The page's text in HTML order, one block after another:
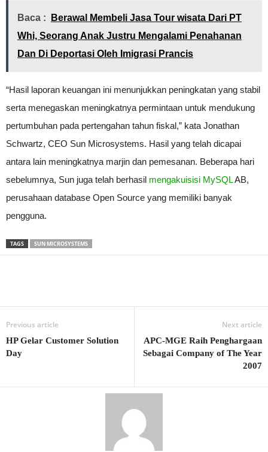
Baca :
Berawal Membeli Jasa Tour wisata Dari PT
Whi, Seorang Anak Justru Mengalami Penahanan
Dan Di Deportasi Oleh Imigrasi Prancis
“Hasil laporan keuangan ini menunjukkan peningkatan yang stabil
serta menegaskan meningkatnya permintaan untuk mendukung
pertumbuhan pada pertengahan tahun fiskal,” kata Jonathan
Schwartz, CEO Sun Microsystems. Hasil yang telah dicapai
antara lain meningkatnya marjin dan pemesanan. Beberapa hari
sebelumnya, Sun juga telah berhasil mengakuisisi MySQLAB,
perusahaan database Open Source yang memiliki banyak
pengguna.
TAGS SUN MICROSYSTEMS
Previous article
HP Gelar Customer Solution
Day
Next article
APC-MGE Raih Penghargaan
Sebagai Company of The Year
2007